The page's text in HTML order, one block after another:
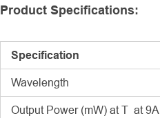
Product Specifications:
Specification
Wavelength
Output Power (mW) at T at 9A